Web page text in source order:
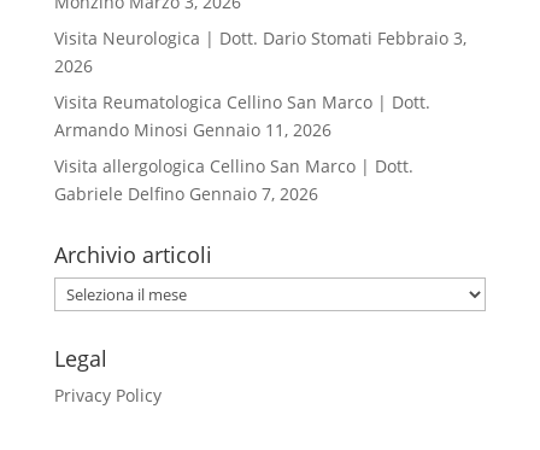
Visita Neurologica | Dott. Dario Stomati Febbraio 3,
2026
Visita Reumatologica Cellino San Marco | Dott.
Armando Minosi Gennaio 11, 2026
Visita allergologica Cellino San Marco | Dott.
Gabriele Delfino Gennaio 7, 2026
Archivio articoli
Archivio
articoli
Legal
Privacy Policy